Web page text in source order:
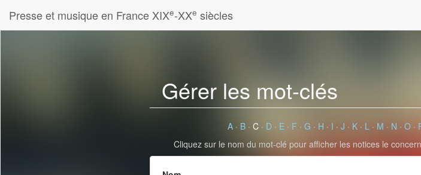
Presse et musique en France XIXe-XXe siècles
Gérer les mot-clés
A· B· C· D· E· F · G · H · I · J · K· L· M · N · O·
Cliquez sur le nom du mot-clé pour afficher les notices le